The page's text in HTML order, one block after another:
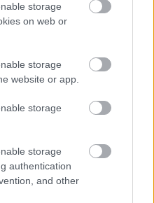
storage
on web or
storage
website or app.
storage
storage
authentication
and other